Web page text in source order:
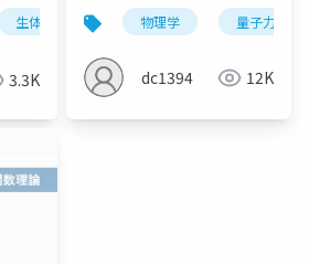
生体分子動力学 シミュレーション
3.3K
数値解法物理学 量子力学
dc1394 12K